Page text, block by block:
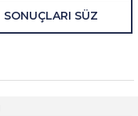
SONUÇLARI SÜZ